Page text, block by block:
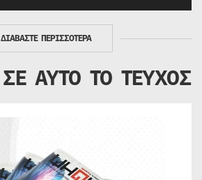
ΔΙΑΒΑΣΤΕ ΠΕΡΙΣΣΟΤΕΡΑ
ΣΕ ΑΥΤΟ ΤΟ ΤΕΥΧΟΣ